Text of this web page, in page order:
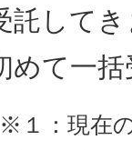
託して
めて一
現在の